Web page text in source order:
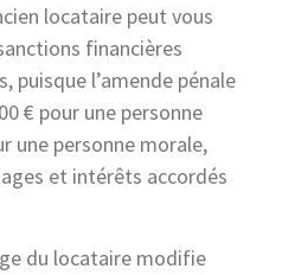
locataire peut vous
financières
l’amende pénale
€ pour une personne
une personne morale,
et intérêts accordés
du locataire modifie